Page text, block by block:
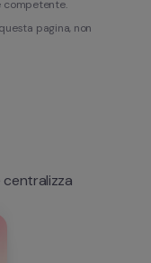
competente.
pagina, non